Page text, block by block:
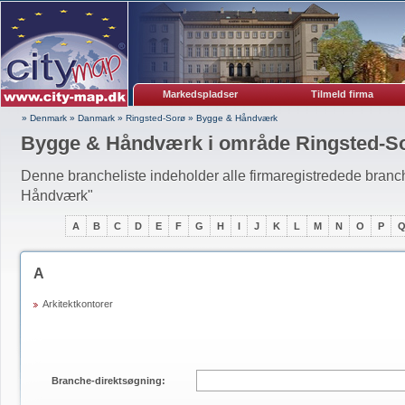
Markedspladser Tilmeld firma
» Denmark » Danmark » Ringsted-Sorø » Bygge & Håndværk
Bygge & Håndværk i område Ringsted-
Denne brancheliste indeholder alle firmaregistredede
Håndværk"
A B C D E F G H I J K L M N O P Q
A
Arkitektkontorer
Branche-direktsøgning: